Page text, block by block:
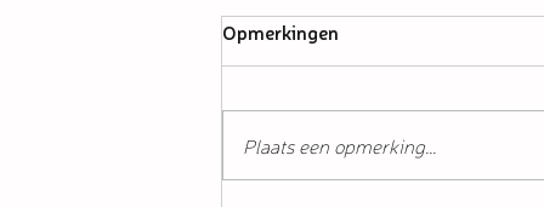
Luierevent in Utrecht!
Opmerkingen
Plaats een opmerking...